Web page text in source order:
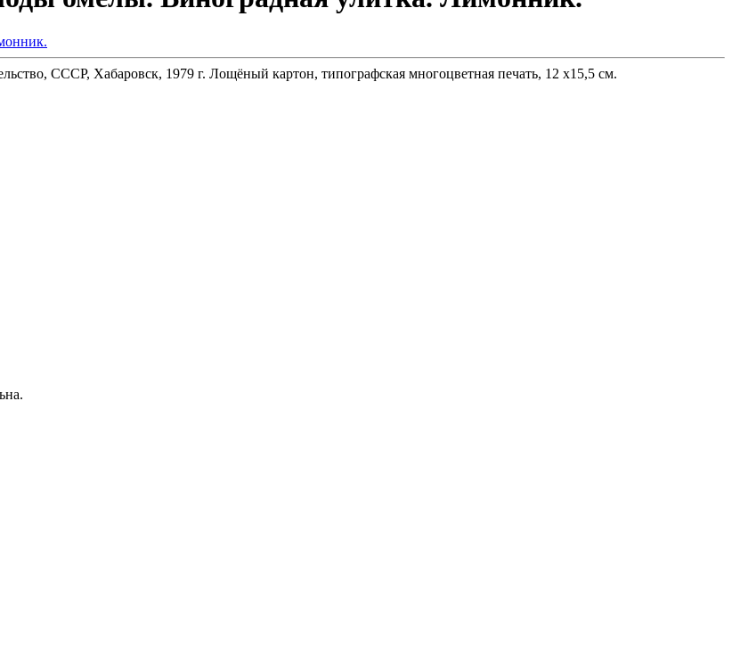
СССР, Хабаровск, 1979 г. Лощёный картон, типографская многоцветная печать, 12 х15,5 см.